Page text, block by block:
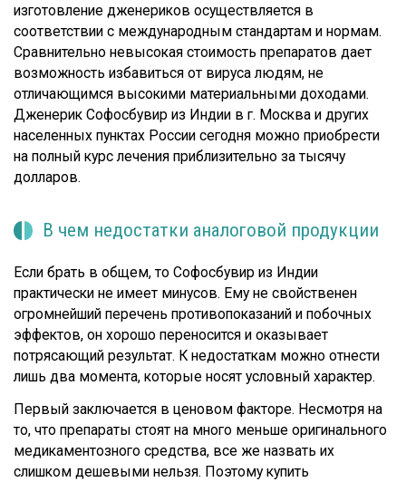
изготовление дженериков осуществляется в
соответствии с международным стандартам и нормам.
Сравнительно невысокая стоимость препаратов дает
возможность избавиться от вируса людям, не
отличающимся высокими материальными доходами.
Дженерик Софосбувир из Индии в г. Москва и других
населенных пунктах России сегодня можно приобрести
на полный курс лечения приблизительно за тысячу
долларов.
В чем недостатки аналоговой продукции
Если брать в общем, то Софосбувир из Индии
практически не имеет минусов. Ему не свойственен
огромнейший перечень противопоказаний и побочных
эффектов, он хорошо переносится и оказывает
потрясающий результат. К недостаткам можно отнести
лишь два момента, которые носят условный характер.
Первый заключается в ценовом факторе. Несмотря на
то, что препараты стоят на много меньше оригинального
медикаментозного средства, все же назвать их
слишком дешевыми нельзя. Поэтомукупить